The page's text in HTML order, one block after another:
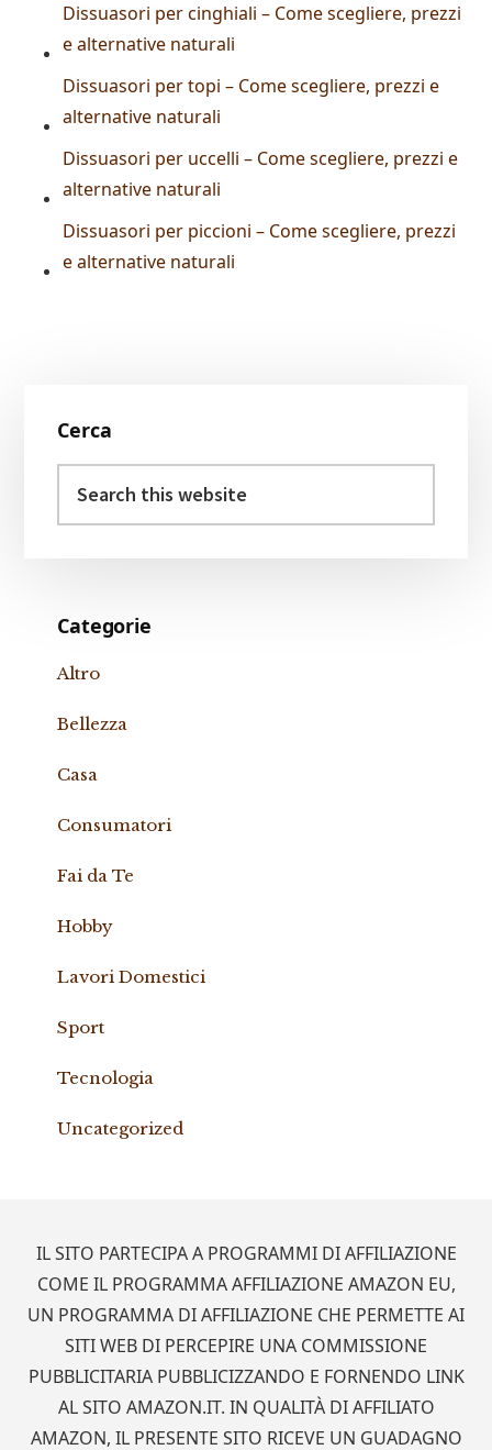
Dissuasori per cinghiali – Come scegliere, prezzi
e alternative naturali
Dissuasori per topi – Come scegliere, prezzi e
alternative naturali
Dissuasori per uccelli – Come scegliere, prezzi e
alternative naturali
Dissuasori per piccioni – Come scegliere, prezzi
e alternative naturali
Sidebar
Cerca
this
Categorie
Altro
Bellezza
Casa
Consumatori
Fai da Te
Hobby
Lavori Domestici
Sport
Tecnologia
Uncategorized
IL SITO PARTECIPA A PROGRAMMI DI AFFILIAZIONE
COME IL PROGRAMMA AFFILIAZIONE AMAZON EU,
UN PROGRAMMA DI AFFILIAZIONE CHE PERMETTE AI
SITI WEB DI PERCEPIRE UNA COMMISSIONE
PUBBLICITARIA PUBBLICIZZANDO E FORNENDO LINK
AL SITO AMAZON.IT. IN QUALITÀ DI AFFILIATO
AMAZON, IL PRESENTE SITO RICEVE UN GUADAGNO